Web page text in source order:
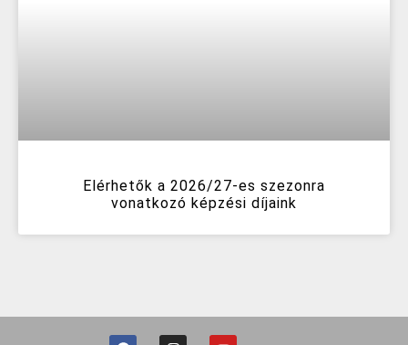
Elérhetők a 2026/27-es szezonra
vonatkozó képzési díjaink